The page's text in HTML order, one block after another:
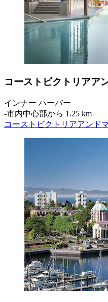
コーストビクトリアア
インナー ハーバー
‐市内中心部から 1.25 km
コーストビクトリアアンド